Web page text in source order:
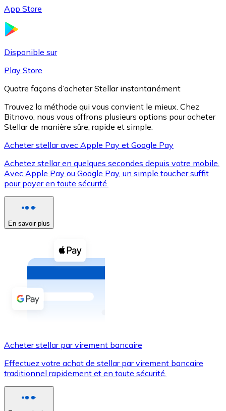
XRP
XRP
Voir toutes
Coupons crypto
Achetez des cryptomonnaies en espèces et d'autres
Acheter avec espèces
Virement SEPA
Utilisez les cartes Visa et Mastercard pour acheter
Acheter avec carte
App Store
Disponible sur
Play Store
Quatre façons d’acheter Stellar instantanément
Trouvez la méthode qui vous convient le mieux. Chez
Bitnovo, nous vous offrons plusieurs options pour acheter
Stellar de manière sûre, rapide et simple.
Acheter stellar avec Apple Pay et Google Pay
Achetez stellar en quelques secondes depuis votre mobile.
Avec Apple Pay ou Google Pay, un simple toucher suffit
pour payer en toute sécurité.
En savoir plus
Acheter stellar par virement bancaire
Effectuez votre achat de stellar par virement bancaire
traditionnel rapidement et en toute sécurité.